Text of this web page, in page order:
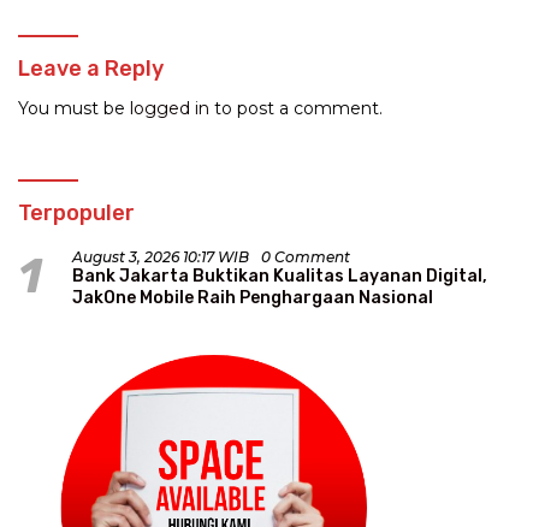
Leave a Reply
You must be logged in to post a comment.
Terpopuler
1 August 3, 2026 10:17 WIB 0 Comment
Bank Jakarta Buktikan Kualitas Layanan Digital,
JakOne Mobile Raih Penghargaan Nasional